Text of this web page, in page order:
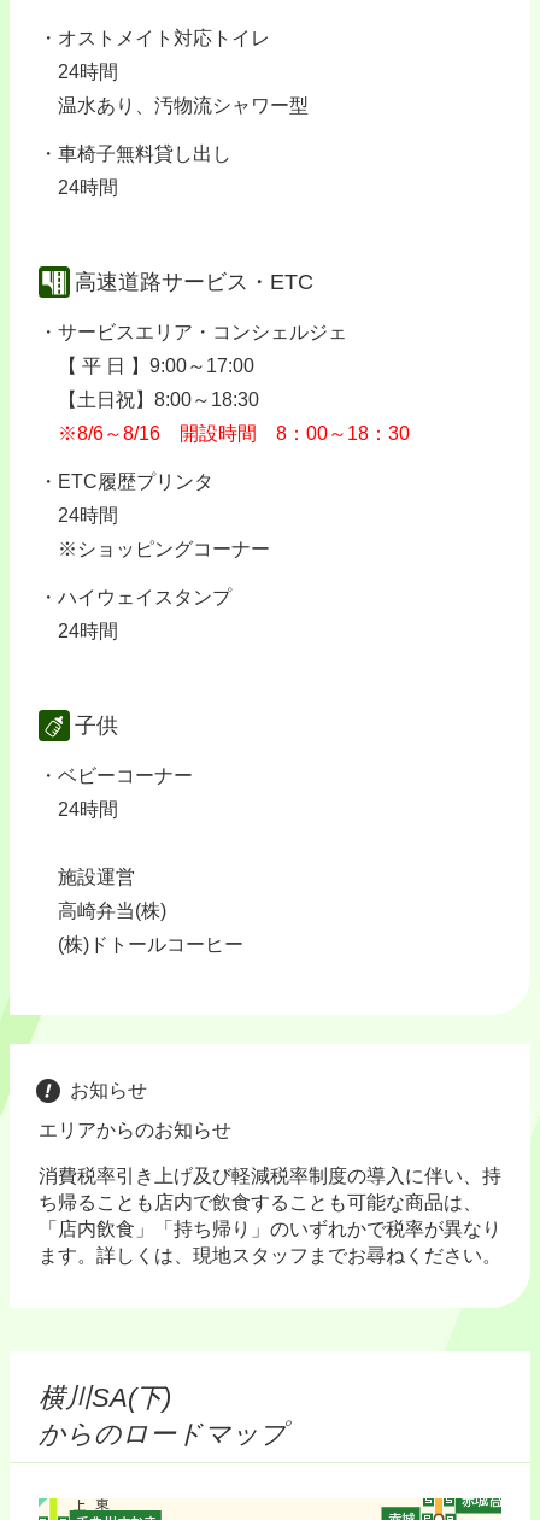
オストメイト対応トイレ
24時間
温水あり、汚物流シャワー型
車椅子無料貸し出し
24時間
高速道路サービス・ETC
サービスエリア・コンシェルジェ
【 平 日 】9:00～17:00
【土日祝】8:00～18:30
※8/6～8/16 開設時間 8：00～18：30
ETC履歴プリンタ
24時間
※ショッピングコーナー
ハイウェイスタンプ
24時間
子供
ベビーコーナー
24時間
施設運営
高崎弁当(株)
(株)ドトールコーヒー
お知らせ
エリアからのお知らせ
消費税率引き上げ及び軽減税率制度の導入に伴い、持
ち帰ることも店内で飲食することも可能な商品は、
「店内飲食」「持ち帰り」のいずれかで税率が異なり
ます。詳しくは、現地スタッフまでお尋ねください。
横川SA(下)
からのロードマップ